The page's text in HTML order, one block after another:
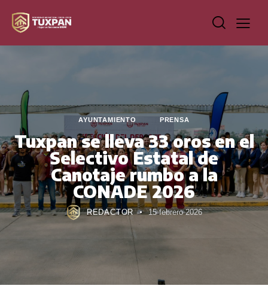
AYUNTAMIENTO PRENSA
Tuxpan se lleva 33 oros en el
Selectivo Estatal de
Canotaje rumbo a la
CONADE 2026
REDACTOR 15 febrero 2026